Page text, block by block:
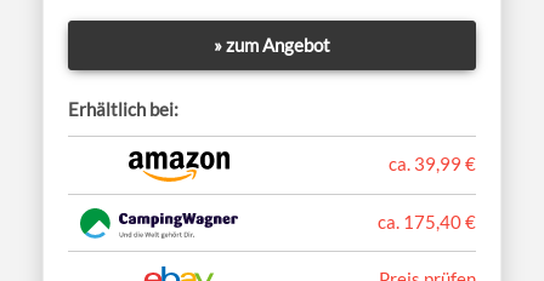
» zum Angebot
Erhältlich bei:
ca. 39,99 €
ca. 175,40 €